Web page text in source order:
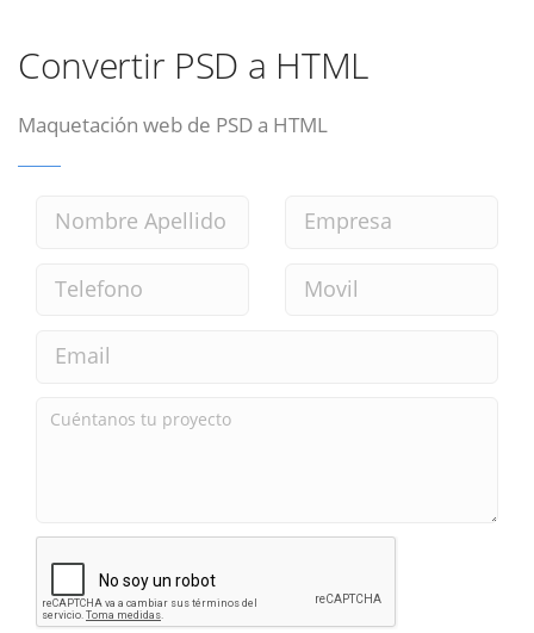
Convertir PSD a HTML
Maquetación web de PSD a HTML